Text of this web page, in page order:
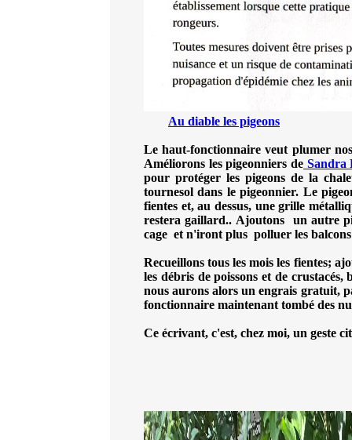
Au diable les pigeons
Le haut-fonctionnaire veut plumer
Améliorons les pigeonniers de Sandra
pour protéger les pigeons de la
tournesol dans le pigeonnier. Le
fientes et, au dessus, une grille
restera gaillard.. Ajoutons un autre
cage et n'iront plus polluer les
Recueillons tous les mois les fientes;
les débris de poissons et de
nous aurons alors un engrais gratuit,
fonctionnaire maintenant tombé des
Ce écrivant, c'est, chez moi, un geste